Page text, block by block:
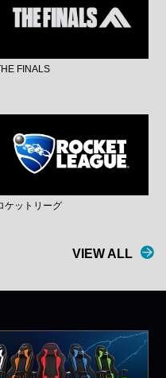
FINALS
ケットリーグ
VIEW ALL